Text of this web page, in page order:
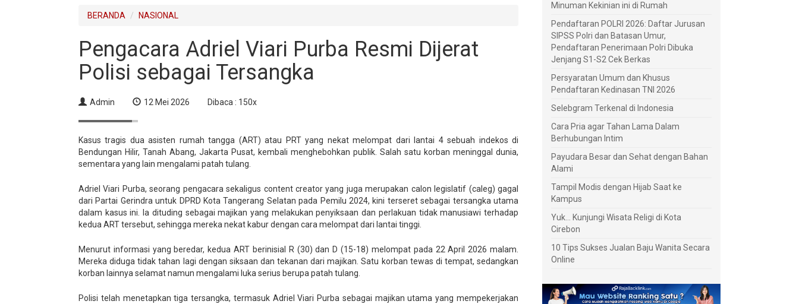
BERANDA NASIONAL
Pengacara Adriel Viari Purba Resmi Dijerat
Polisi sebagai Tersangka
Admin 12 Mei 2026 Dibaca : 150x
Kasus tragis dua asisten rumah tangga (ART) atau PRT yang nekat melompat dari lantai 4 sebuah indekos di
Bendungan Hilir, Tanah Abang, Jakarta Pusat, kembali menghebohkan publik. Salah satu korban meninggal dunia,
sementara yang lain mengalami patah tulang.
Adriel Viari Purba, seorang pengacara sekaligus content creator yang juga merupakan calon legislatif (caleg) gagal
dari Partai Gerindra untuk DPRD Kota Tangerang Selatan pada Pemilu 2024, kini terseret sebagai tersangka utama
dalam kasus ini. Ia dituding sebagai majikan yang melakukan penyiksaan dan perlakuan tidak manusiawi terhadap
kedua ART tersebut, sehingga mereka nekat kabur dengan cara melompat dari lantai tinggi.
Menurut informasi yang beredar, kedua ART berinisial R (30) dan D (15-18) melompat pada 22 April 2026 malam.
Mereka diduga tidak tahan lagi dengan siksaan dan tekanan dari majikan. Satu korban tewas di tempat, sedangkan
korban lainnya selamat namun mengalami luka serius berupa patah tulang.
Polisi telah menetapkan tiga tersangka, termasuk Adriel Viari Purba sebagai majikan utama yang mempekerjakan
Minuman Kekinian ini di Rumah
Pendaftaran POLRI 2026: Daftar Jurusan
SIPSS Polri dan Batasan Umur,
Pendaftaran Penerimaan Polri Dibuka
Jenjang S1-S2 Cek Berkas
Persyaratan Umum dan Khusus
Pendaftaran Kedinasan TNI 2026
Selebgram Terkenal di Indonesia
Cara Pria agar Tahan Lama Dalam
Berhubungan Intim
Payudara Besar dan Sehat dengan Bahan
Alami
Tampil Modis dengan Hijab Saat ke
Kampus
Yuk... Kunjungi Wisata Religi di Kota
Cirebon
10 Tips Sukses Jualan Baju Wanita Secara
Online